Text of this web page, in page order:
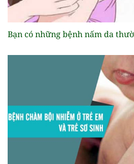
Bạn có những bệnh nấm da